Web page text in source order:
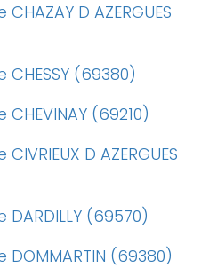
D AZERGUES
(69380)
(69210)
D AZERGUES
(69570)
(69380)